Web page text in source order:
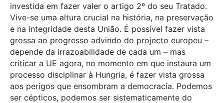
investida em fazer valer o artigo 2º do seu Tratado.
Vive-se uma altura crucial na história, na preservação
e na integridade desta União. É possível fazer vista
grossa ao progresso advindo do projecto europeu –
depende da irrazoabilidade de cada um – mas
criticar a UE agora, no momento em que instaura um
processo disciplinar à Hungria, é fazer vista grossa
aos perigos que ensombram a democracia. Podemos
ser cépticos, podemos ser sistematicamente do